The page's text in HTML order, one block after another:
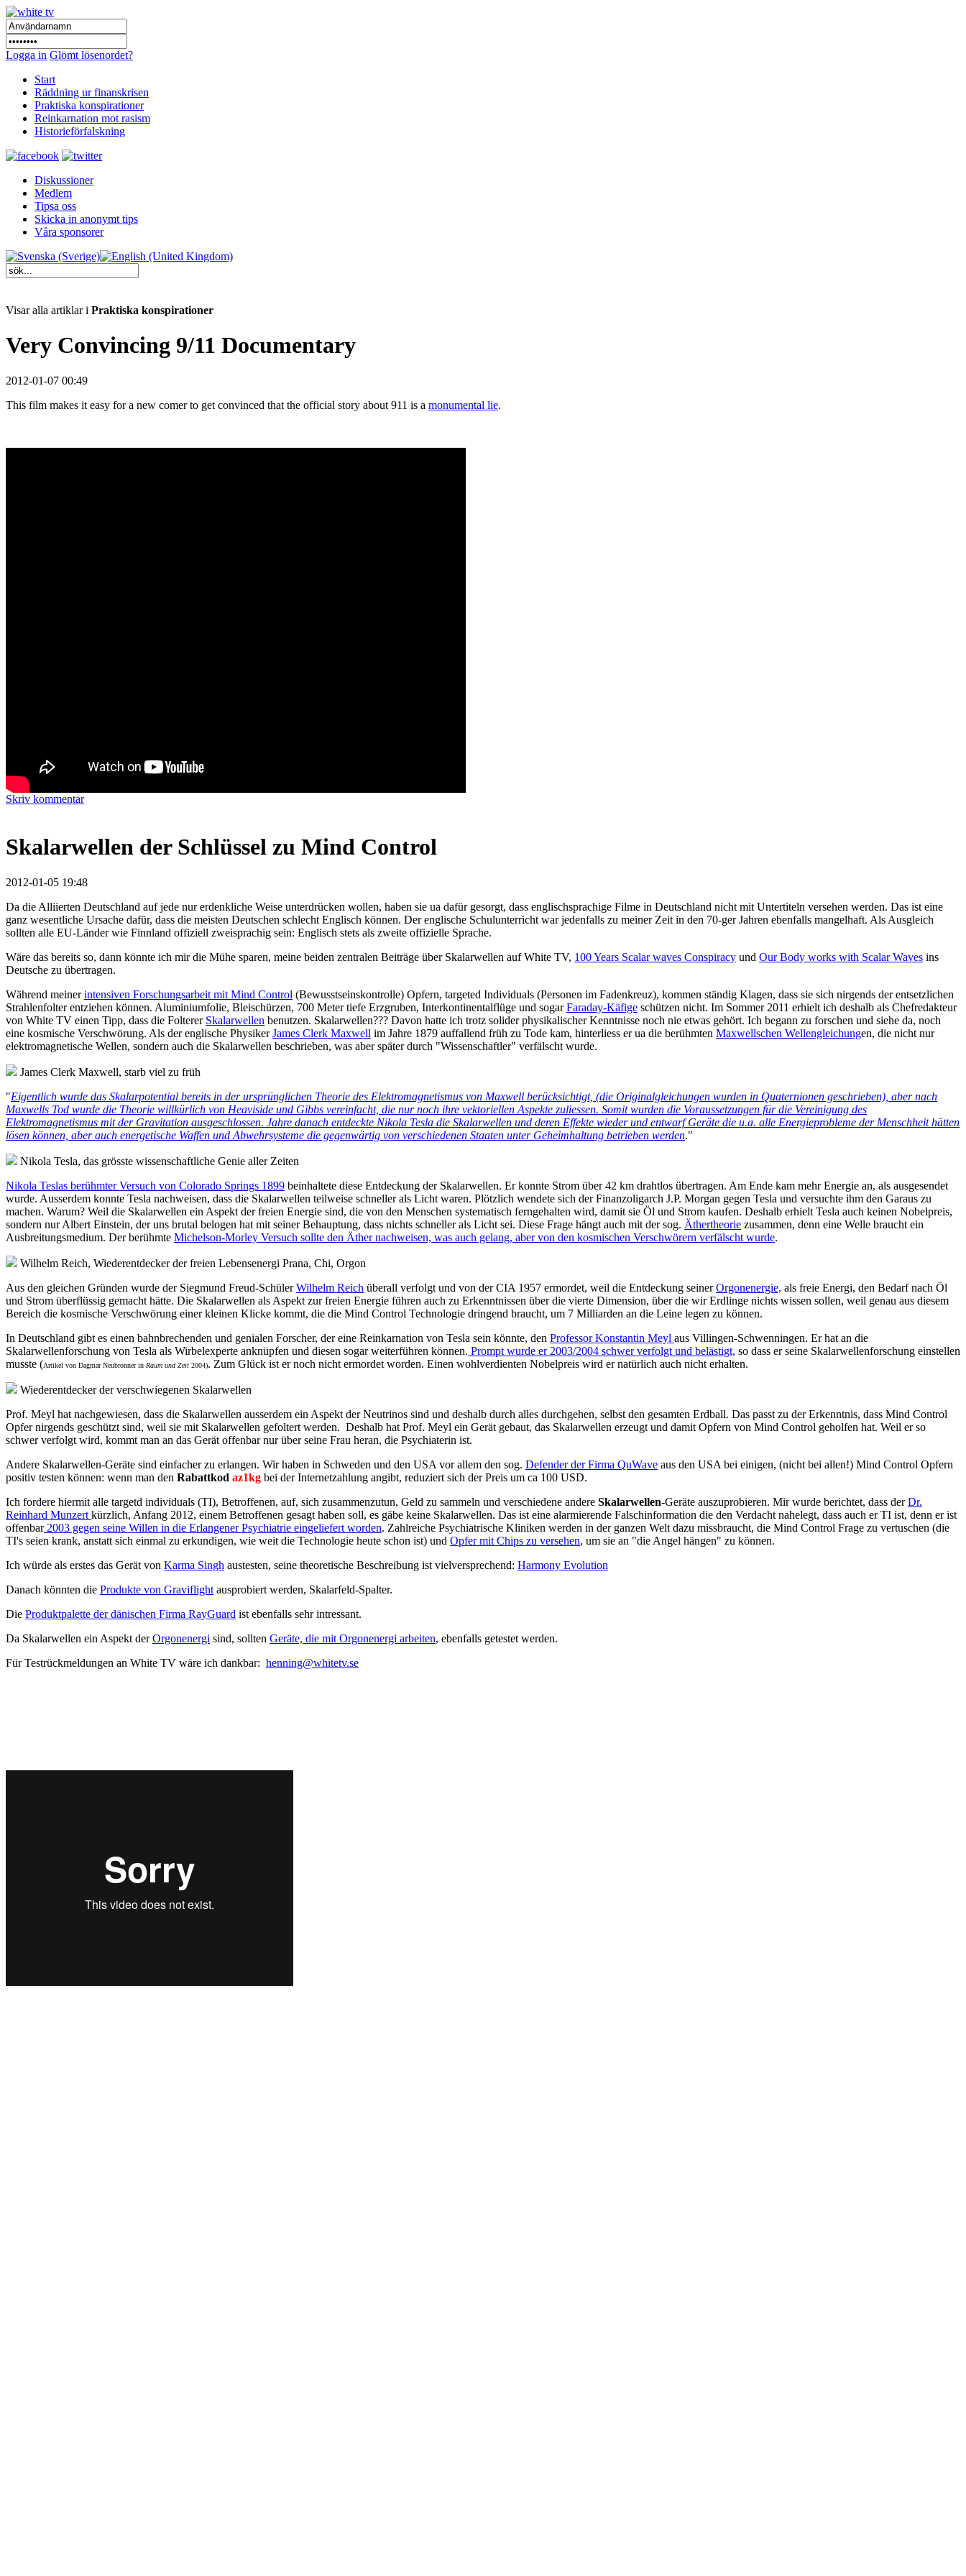
Logga in Glömt lösenordet?
Start
Räddning ur finanskrisen
Praktiska konspirationer
Reinkarnation mot rasism
Historieförfalskning
Diskussioner
Medlem
Tipsa oss
Skicka in anonymt tips
Våra sponsorer
Visar alla artiklar i Praktiska konspirationer
Very Convincing 9/11 Documentary
2012-01-07 00:49
This film makes it easy for a new comer to get convinced that the official story about 911 is a monumental lie.
Skriv kommentar
Skalarwellen der Schlüssel zu Mind Control
2012-01-05 19:48
Da die Alliierten Deutschland auf jede nur erdenkliche Weise unterdrücken wollen, haben sie ua dafür gesorgt, dass englischsprachige Filme in Deutschland nicht mit Untertiteln versehen werden. Das ist eine
ganz wesentliche Ursache dafür, dass die meisten Deutschen schlecht Englisch können. Der englische Schulunterricht war jedenfalls zu meiner Zeit in den 70-ger Jahren ebenfalls mangelhaft. Als Ausgleich
sollten alle EU-Länder wie Finnland offiziell zweisprachig sein: Englisch stets als zweite offizielle Sprache.
Wäre das bereits so, dann könnte ich mir die Mühe sparen, meine beiden zentralen Beiträge über Skalarwellen auf White TV, 100 Years Scalar waves Conspiracy und Our Body works with Scalar Waves ins
Deutsche zu übertragen.
Während meinerintensiven Forschungsarbeit mit Mind Control (Bewusstseinskontrolle) Opfern, targeted Individuals (Personen im Fadenkreuz), kommen ständig Klagen, dass sie sich nirgends der entsetzlichen
Strahlenfolter entziehen können. Aluminiumfolie, Bleischürzen, 700 Meter tiefe Erzgruben, Interkontinentalflüge und sogarFaraday-Käfige schützen nicht. Im Sommer 2011 erhielt ich deshalb als Chefredakteur
von White TV einen Tipp, dass die Folterer Skalarwellen benutzen. Skalarwellen??? Davon hatte ich trotz solider physikalischer Kenntnisse noch nie etwas gehört. Ich begann zu forschen und siehe da, noch
eine kosmische Verschwörung. Als der englische PhysikerJames Clerk Maxwell im Jahre 1879 auffallend früh zu Tode kam, hinterliess er ua die berühmten Maxwellschen Wellengleichungen, die nicht nur
elektromagnetische Wellen, sondern auch die Skalarwellen beschrieben, was aber später durch "Wissenschaftler" verfälscht wurde.
James Clerk Maxwell, starb viel zu früh
"Eigentlich wurde das Skalarpotential bereits in der ursprünglichen Theorie des Elektromagnetismus von Maxwell berücksichtigt, (die Originalgleichungen wurden in Quaternionen geschrieben), aber nach
Maxwells Tod wurde die Theorie willkürlich von Heaviside und Gibbs vereinfacht, die nur noch ihre vektoriellen Aspekte zuliessen. Somit wurden die Voraussetzungen für die Vereinigung des
Elektromagnetismus mit der Gravitation ausgeschlossen. Jahre danach entdeckte Nikola Tesla die Skalarwellen und deren Effekte wieder und entwarf Geräte die u.a. alle Energieprobleme der Menschheit hätten
lösen können, aber auch energetische Waffen und Abwehrsysteme die gegenwärtig von verschiedenen Staaten unter Geheimhaltung betrieben werden."
Nikola Tesla, das grösste wissenschaftliche Genie aller Zeiten
Nikola Teslas berühmter Versuch von Colorado Springs 1899 beinhaltete diese Entdeckung der Skalarwellen. Er konnte Strom über 42 km drahtlos übertragen. Am Ende kam mehr Energie an, als ausgesendet
wurde. Ausserdem konnte Tesla nachweisen, dass die Skalarwellen teilweise schneller als Licht waren. Plötzlich wendete sich der Finanzoligarch J.P. Morgan gegen Tesla und versuchte ihm den Garaus zu
machen. Warum? Weil die Skalarwellen ein Aspekt der freien Energie sind, die von den Menschen systematisch ferngehalten wird, damit sie Öl und Strom kaufen. Deshalb erhielt Tesla auch keinen Nobelpreis,
sondern nur Albert Einstein, der uns brutal belogen hat mit seiner Behauptung, dass nichts schneller als Licht sei. Diese Frage hängt auch mit der sog. Äthertheorie zusammen, denn eine Welle braucht ein
Ausbreitungsmedium. Der berühmte Michelson-Morley Versuch sollte den Äther nachweisen, was auch gelang, aber von den kosmischen Verschwörern verfälscht wurde.
Wilhelm Reich, Wiederentdecker der freien Lebensenergi Prana, Chi, Orgon
Aus den gleichen Gründen wurde der Siegmund Freud-SchülerWilhelm Reich überall verfolgt und von der CIA 1957 ermordet, weil die Entdeckung seinerOrgonenergie, als freie Energi, den Bedarf nach Öl
und Strom überflüssig gemacht hätte. Die Skalarwellen als Aspekt zur freien Energie führen auch zu Erkenntnissen über die vierte Dimension, über die wir Erdlinge nichts wissen sollen, weil genau aus diesem
Bereich die kosmische Verschwörung einer kleinen Klicke kommt, die die Mind Control Technologie dringend braucht, um 7 Milliarden an die Leine legen zu können.
In Deutschland gibt es einen bahnbrechenden und genialen Forscher, der eine Reinkarnation von Tesla sein könnte, den Professor Konstantin Meyl aus Villingen-Schwenningen. Er hat an die
Skalarwellenforschung von Tesla als Wirbelexperte anknüpfen und diesen sogar weiterführen können. Prompt wurde er 2003/2004 schwer verfolgt und belästigt, so dass er seine Skalarwellenforschung einstellen
musste (Artikel von Dagmar Neubronner in Raum und Zeit 2004). Zum Glück ist er noch nicht ermordet worden. Einen wohlverdienten Nobelpreis wird er natürlich auch nicht erhalten.
Wiederentdecker der verschwiegenen Skalarwellen
Prof. Meyl hat nachgewiesen, dass die Skalarwellen ausserdem ein Aspekt der Neutrinos sind und deshalb durch alles durchgehen, selbst den gesamten Erdball. Das passt zu der Erkenntnis, dass Mind Control
Opfer nirgends geschützt sind, weil sie mit Skalarwellen gefoltert werden. Deshalb hat Prof. Meyl ein Gerät gebaut, das Skalarwellen erzeugt und damit Opfern von Mind Control geholfen hat. Weil er so
schwer verfolgt wird, kommt man an das Gerät offenbar nur über seine Frau heran, die Psychiaterin ist.
Andere Skalarwellen-Geräte sind einfacher zu erlangen. Wir haben in Schweden und den USA vor allem den sog. Defender der Firma QuWave aus den USA bei einigen, (nicht bei allen!) Mind Control Opfern
positiv testen können: wenn man den Rabattkod az1kg bei der Internetzahlung angibt, reduziert sich der Preis um ca 100 USD.
Ich fordere hiermit alle targetd individuals (TI), Betroffenen, auf, sich zusammenzutun, Geld zu sammeln und verschiedene andere Skalarwellen-Geräte auszuprobieren. Mir wurde berichtet, dass derDr.
Reinhard Munzert kürzlich, Anfang 2012, einem Betroffenen gesagt haben soll, es gäbe keine Skalarwellen. Das ist eine alarmierende Falschinformation die den Verdacht nahelegt, dass auch er TI ist, denn er ist
offenbar2003 gegen seine Willen in die Erlangener Psychiatrie eingeliefert worden. Zahlreiche Psychiatrische Kliniken werden in der ganzen Welt dazu missbraucht, die Mind Control Frage zu vertuschen (die
TI's seien krank, anstatt sich einmal zu erkundigen, wie weit die Technologie heute schon ist) und Opfer mit Chips zu versehen, um sie an "die Angel hängen" zu können.
Ich würde als erstes das Gerät von Karma Singh austesten, seine theoretische Beschreibung ist vielversprechend: Harmony Evolution
Danach könnten die Produkte von Graviflight ausprobiert werden, Skalarfeld-Spalter.
Die Produktpalette der dänischen Firma RayGuard ist ebenfalls sehr intressant.
Da Skalarwellen ein Aspekt derOrgonenergi sind, sollten Geräte, die mit Orgonenergi arbeiten, ebenfalls getestet werden.
Für Testrückmeldungen an White TV wäre ich dankbar: henning@whitetv.se